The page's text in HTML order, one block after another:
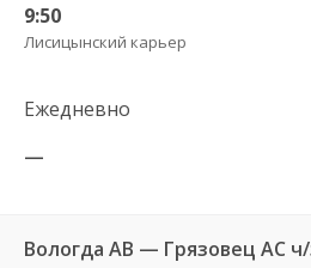
9:50
Лисицынский карьер
Ежедневно
—
Вологда АВ — Грязовец АС